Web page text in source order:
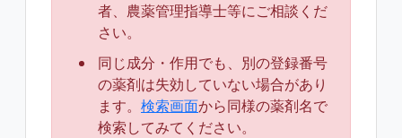
者、農薬管理指導士等にご相談くだ
さい。
同じ成分・作用でも、別の登録番号
の薬剤は失効していない場合があり
ます。 検索画面から同様の薬剤名で
検索してみてください。